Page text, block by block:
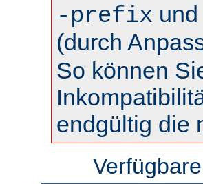
-prefix
(durch
So können
endgültig die